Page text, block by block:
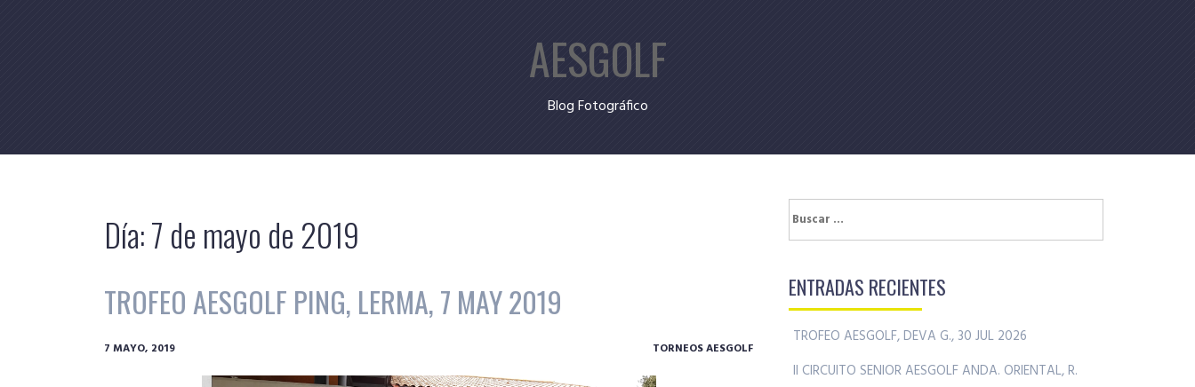
AESGOLF
Blog Fotográfico
Día:7 de mayo de 2019
TROFEO AESGOLF PING, LERMA, 7 MAY 2019
7 MAYO, 2019 TORNEOS AESGOLF
Buscar:
ENTRADAS RECIENTES
TROFEO AESGOLF, DEVA G., 30 JUL 2026
II CIRCUITO SENIOR AESGOLF ANDA. ORIENTAL, R.